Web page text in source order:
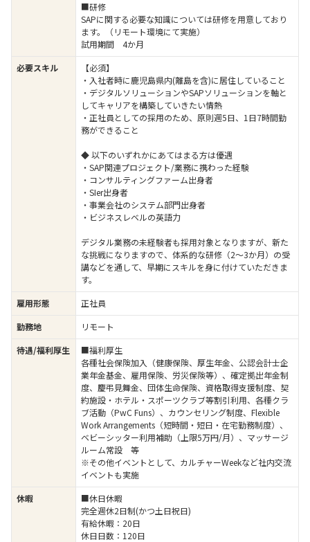
■研修
SAPに関する必要な知識については研修を用意しており
ます。（リモート環境にて実施）
試用期間 4か月
必要スキル
【必須】
・入社者時に鹿児島県内(離島を含)に居住していること
・デジタルソリューションやSAPソリューションを軸と
してキャリアを構築していきたい情熱
・正社員としての採用のため、原則週5日、1日7時間勤
務ができること
◆ 以下のいずれかにあてはまる方は優遇
・SAP関連プロジェクト/業務に携わった経験
・コンサルティングファーム出身者
・SIer出身者
・事業会社のシステム部門出身者
・ビジネスレベルの英語力
デジタル業務の未経験者も採用対象となりますが、新た
な挑戦になりますので、体系的な研修（2～3か月）の受
講などを通して、早期にスキルを身に付けていただきま
す。
雇用形態
正社員
勤務地
リモート
待遇/福利厚生
■福利厚生
各種社会保険加入（健康保険、厚生年金、公認会計士企
業年金基金、雇用保険、労災保険等）、確定拠出年金制
度、慶弔見舞金、団体生命保険、資格取得支援制度、契
約施設・ホテル・スポーツクラブ等割引利用、各種クラ
ブ活動（PwC Funs）、カウンセリング制度、Flexible
Work Arrangements（短時間・短日・在宅勤務制度）、
ベビーシッター利用補助（上限5万円/月）、マッサージ
ルーム常設 等
※その他イベントとして、カルチャーWeekなど社内交流
イベントも実施
休暇
■休日休暇
完全週休2日制(かつ土日祝日)
有給休暇：20日
休日日数：120日